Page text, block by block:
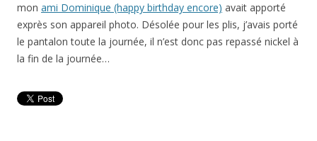
mon ami Dominique (happy birthday encore) avait apporté
exprès son appareil photo. Désolée pour les plis, j’avais porté
le pantalon toute la journée, il n’est donc pas repassé nickel à
la fin de la journée…